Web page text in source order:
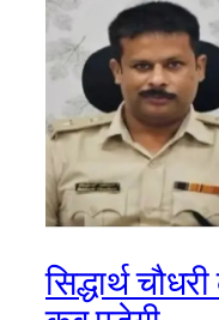
सिद्धार्थ